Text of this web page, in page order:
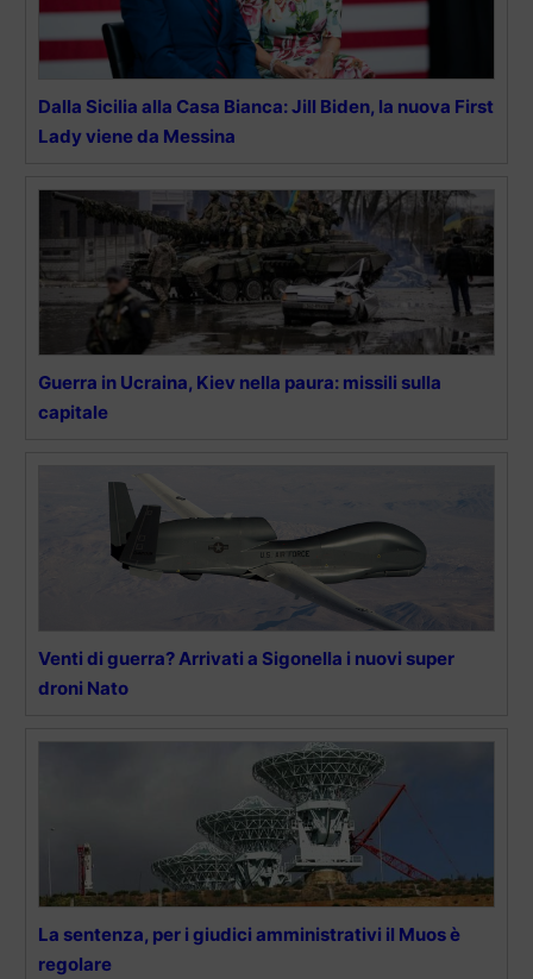
Dalla Sicilia alla Casa Bianca: Jill Biden, la nuova First
Lady viene da Messina
Guerra in Ucraina, Kiev nella paura: missili sulla
capitale
Venti di guerra? Arrivati a Sigonella i nuovi super
droni Nato
La sentenza, per i giudici amministrativi il Muos è
regolare